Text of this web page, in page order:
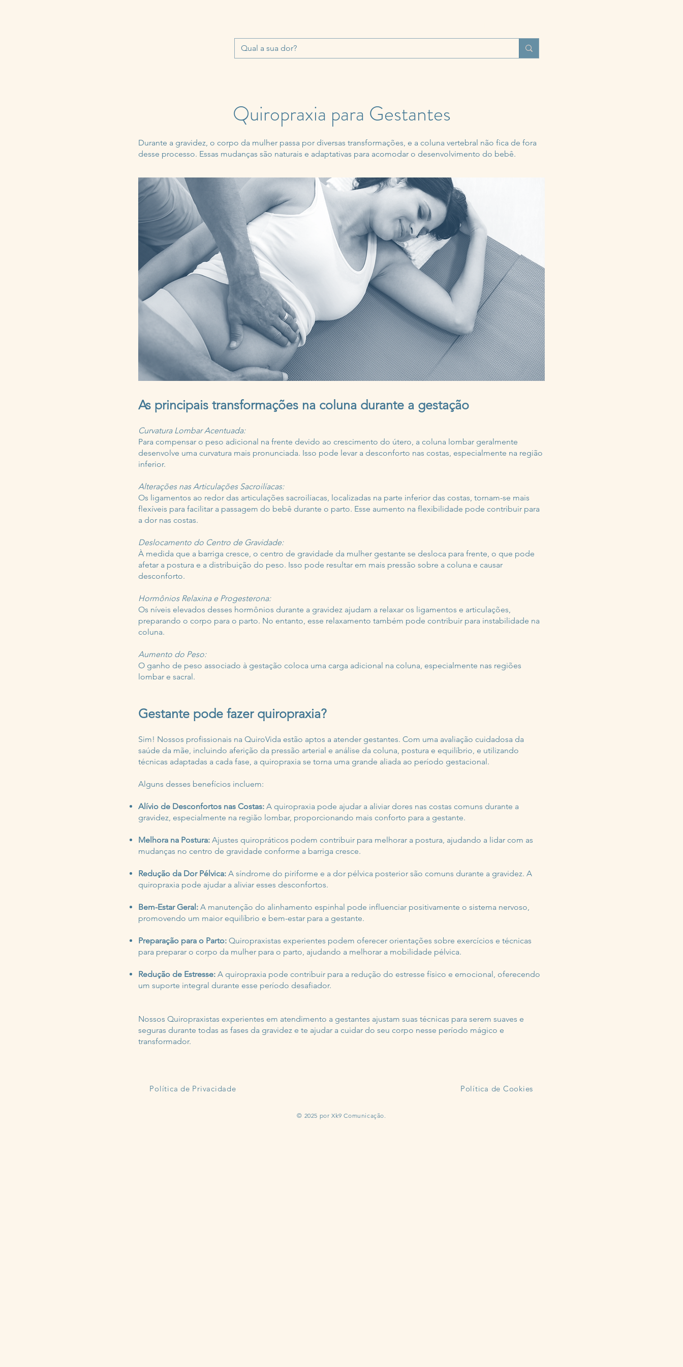
Quiropraxia para Gestantes
Durante a gravidez, o corpo da mulher passa por diversas transformações, e a coluna vertebral não fica de fora
desse processo. Essas mudanças são naturais e adaptativas para acomodar o desenvolvimento do bebê.
As principais transformações na coluna durante a gestação
Curvatura Lombar Acentuada:
Para compensar o peso adicional na frente devido ao crescimento do útero, a coluna lombar geralmente
desenvolve uma curvatura mais pronunciada. Isso pode levar a desconforto nas costas, especialmente na região
inferior.
Alterações nas Articulações Sacroilíacas:
Os ligamentos ao redor das articulações sacroilíacas, localizadas na parte inferior das costas, tornam-se mais
flexíveis para facilitar a passagem do bebê durante o parto. Esse aumento na flexibilidade pode contribuir para
a dor nas costas.
Deslocamento do Centro de Gravidade:
À medida que a barriga cresce, o centro de gravidade da mulher gestante se desloca para frente, o que pode
afetar a postura e a distribuição do peso. Isso pode resultar em mais pressão sobre a coluna e causar
desconforto.
Hormônios Relaxina e Progesterona:
Os níveis elevados desses hormônios durante a gravidez ajudam a relaxar os ligamentos e articulações,
preparando o corpo para o parto. No entanto, esse relaxamento também pode contribuir para instabilidade na
coluna.
Aumento do Peso:
O ganho de peso associado à gestação coloca uma carga adicional na coluna, especialmente nas regiões
lombar e sacral.
Gestante pode fazer quiropraxia?
Sim! Nossos profissionais na QuiroVida estão aptos a atender gestantes. Com uma avaliação cuidadosa da
saúde da mãe, incluindo aferição da pressão arterial e análise da coluna, postura e equilíbrio, e utilizando
técnicas adaptadas a cada fase, a quiropraxia se torna uma grande aliada ao período gestacional.
Alguns desses benefícios incluem:
Alívio de Desconfortos nas Costas: A quiropraxia pode ajudar a aliviar dores nas costas comuns durante a
gravidez, especialmente na região lombar, proporcionando mais conforto para a gestante.
Melhora na Postura: Ajustes quiropráticos podem contribuir para melhorar a postura, ajudando a lidar com as
mudanças no centro de gravidade conforme a barriga cresce.
Redução da Dor Pélvica: A síndrome do piriforme e a dor pélvica posterior são comuns durante a gravidez. A
quiropraxia pode ajudar a aliviar esses desconfortos.
Bem-Estar Geral: A manutenção do alinhamento espinhal pode influenciar positivamente o sistema nervoso,
promovendo um maior equilíbrio e bem-estar para a gestante.
Preparação para o Parto: Quiropraxistas experientes podem oferecer orientações sobre exercícios e técnicas
para preparar o corpo da mulher para o parto, ajudando a melhorar a mobilidade pélvica.
Redução de Estresse: A quiropraxia pode contribuir para a redução do estresse físico e emocional, oferecendo
um suporte integral durante esse período desafiador.
Nossos Quiropraxistas experientes em atendimento a gestantes ajustam suas técnicas para serem suaves e
seguras durante todas as fases da gravidez e te ajudar a cuidar do seu corpo nesse período mágico e
transformador.
Política de Privacidade Política de Cookies
© 2025 por Xk9 Comunicação.